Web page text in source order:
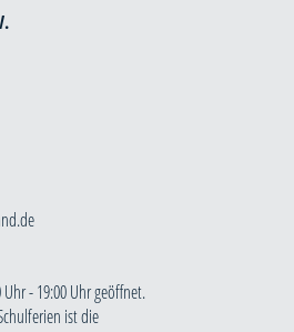
- 19:00 Uhr geöffnet.
ist die